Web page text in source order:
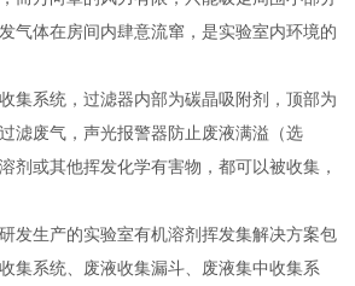
气体在房间内肆意流窜，是实验室内环境的
集系统，过滤器内部为碳晶吸附剂，顶部为
滤废气，声光报警器防止废液满溢（选
剂或其他挥发化学有害物，都可以被收集，
发生产的实验室有机溶剂挥发集解决方案包
集系统、废液收集漏斗、废液集中收集系